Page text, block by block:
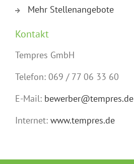
Mehr Stellenangebote
Kontakt
Tempres GmbH
Telefon: 069 / 77 06 33 60
E-Mail: bewerber@tempres.de
Internet: www.tempres.de